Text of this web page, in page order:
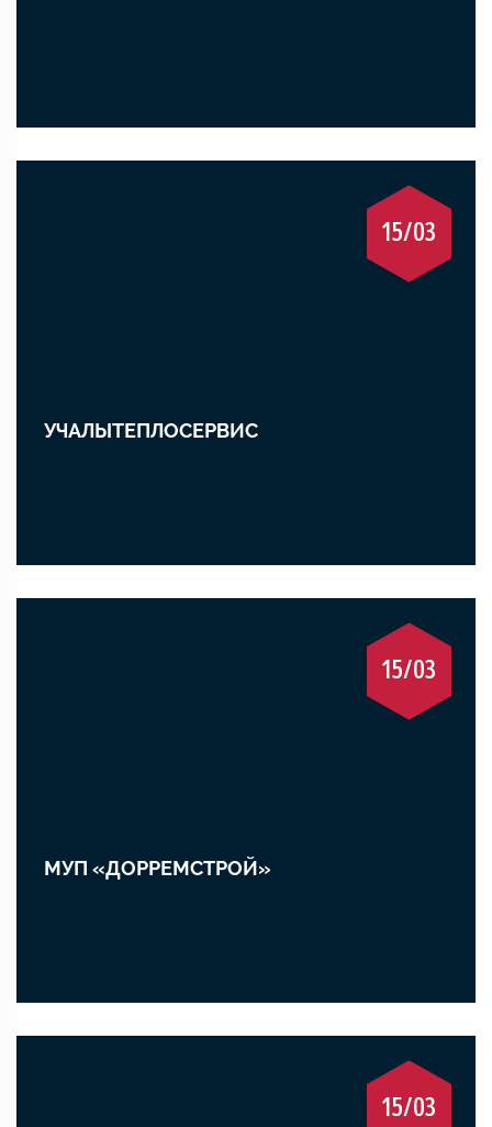
15/03
УЧАЛЫТЕПЛОСЕРВИС
15/03
МУП «ДОРРЕМСТРОЙ»
15/03